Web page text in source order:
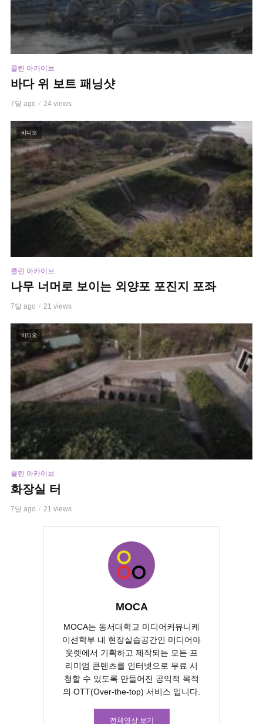
클린 아카이브
바다 위 보트 패닝샷
7달 ago 24 views
비디오
클린 아카이브
나무 너머로 보이는 외양포 포진지 포좌
7달 ago 21 views
비디오
클린 아카이브
화장실 터
7달 ago 21 views
MOCA
MOCA는 동서대학교 미디어커뮤니케
이션학부 내 현장실습공간인 미디어아
웃렛에서 기획하고 제작되는 모든 프
리미엄 콘텐츠를 인터넷으로 무료 시
청할 수 있도록 만들어진 공익적 목적
의 OTT(Over-the-top) 서비스 입니다.
전체영상 보기